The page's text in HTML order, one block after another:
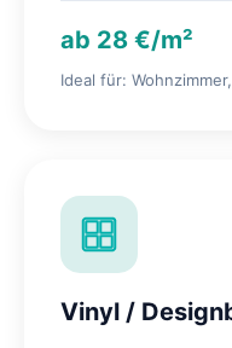
ab 28 €/m²
Ideal für:
Vinyl /